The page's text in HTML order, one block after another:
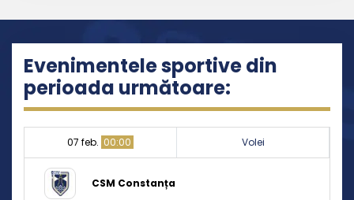
Evenimentele sportive din
perioada următoare:
07 feb. 00:00 Volei
CSM Constanța